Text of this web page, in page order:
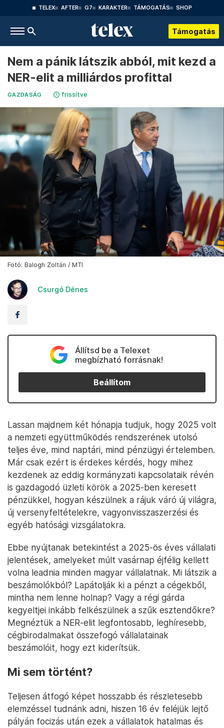
TELEX AFTER G7 KARAKTER TÁMOGATÁS SHOP
Támogatás
Nem a pánik látszik abból, mit kezd a
NER-elit a milliárdos profittal
GAZDASÁG frissítve
Fotó: Balogh Zoltán / MTI
Csurgó Dénes
Állítsd be a Telexet
megbízható forrásnak!
Beállítom
Lassan majdnem két hónapja tudjuk, hogy 2025 volt
a nemzeti együttműködés rendszerének utolsó
teljes éve, mind naptári, mind pénzügyi értelemben.
Már csak ezért is érdekes kérdés, hogy mihez
kezdenek az eddig kormányzati kapcsolataik révén
is gazdagodó üzleti körök a 2025-ben keresett
pénzükkel, hogyan készülnek a rájuk váró új világra,
új versenyfeltételekre, vagyonvisszaszerzési és
egyéb hatósági vizsgálatokra.
Ebbe nyújtanak betekintést a 2025-ös éves vállalati
jelentések, amelyeket múlt vasárnap éjfélig kellett
volna leadnia minden magyar vállalatnak. Mi látszik a
beszámolókból? Lapátolják ki a pénzt a cégekből,
mintha nem lenne holnap? Vagy a régi gárda
kegyeltjei inkább felkészülnek a szűk esztendőkre?
Megnéztük a NER-elit legfontosabb, leghíresebb,
cégbirodalmakat összefogó vállalatainak
beszámolóit, hogy ezt kiderítsük.
Mi sem történt?
Teljesen átfogó képet hosszabb és részletesebb
elemzéssel tudnánk adni, hiszen 16 év feléjük lejtő
pályán focizás után ezek a vállalatok hatalmas és